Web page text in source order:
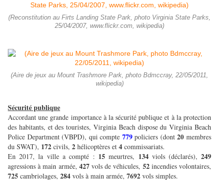
(Reconstitution au Firts Landing State Park, photo Virginia State Parks,
25/04/2007, www.flickr.com, wikipedia)
(Aire de jeux au Mount Trashmore Park, photo Bdmccray, 22/05/2011,
wikipedia)
Sécurité publique
Accordant une grande importance à la sécurité publique et à la protection
des habitants, et des touristes, Virginia Beach dispose du Virginia Beach
Police Department (VBPD), qui compte 779policiers (dont20membres
du SWAT), 172 civils, 2 hélicoptères et 4 commissariats.
En 2017, la ville a compté : 15meurtres, 134 viols (déclarés),249
agressions à main armée, 427vols de véhicules, 52 incendies volontaires,
725 cambriolages, 284 vols à main armée, 7692 vols simples.